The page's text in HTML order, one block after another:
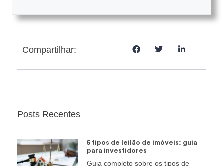
Compartilhar:
Posts Recentes
5 tipos de leilão de imóveis: guia
para investidores
Guia completo sobre os tipos de